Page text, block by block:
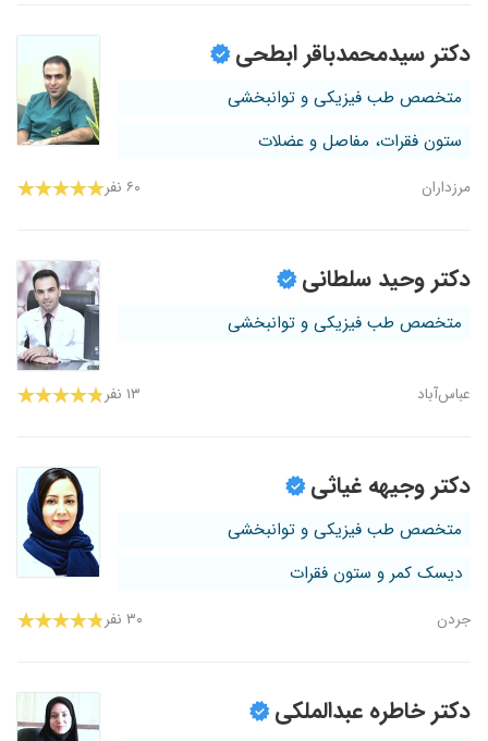
دکتر سیدمحمدباقر ابطحی
متخصص طب فیزیکی و توانبخشی
ستون فقرات، مفاصل و عضلات
مرزداران ۶۰ نفر
دکتر وحید سلطانی
متخصص طب فیزیکی و توانبخشی
عباس‌آباد ۱۳ نفر
دکتر وجیهه غیاثی
متخصص طب فیزیکی و توانبخشی
دیسک کمر و ستون فقرات
جردن ۳۰ نفر
دکتر خاطره عبدالملکی